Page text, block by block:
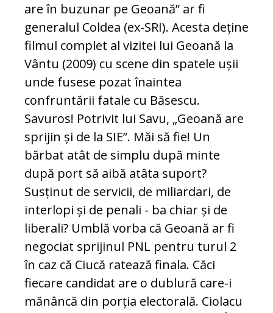
are în buzunar pe Geoană” ar fi
generalul Coldea (ex-SRI). Acesta deține
filmul complet al vizitei lui Geoană la
Vântu (2009) cu scene din spatele ușii
unde fusese pozat înaintea
confruntării fatale cu Băsescu.
Savuros! Potrivit lui Savu, „Geoană are
sprijin și de la SIE”. Măi să fie! Un
bărbat atât de simplu după minte
după port să aibă atâta suport?
Susținut de servicii, de miliardari, de
interlopi și de penali - ba chiar și de
liberali? Umblă vorba că Geoană ar fi
negociat sprijinul PNL pentru turul 2
în caz că Ciucă ratează finala. Căci
fiecare candidat are o dublură care-i
mănâncă din porția electorală. Ciolacu